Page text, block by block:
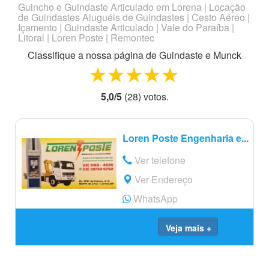
Guincho e Guindaste Articulado em Lorena | Locação
de Guindastes Aluguéis de Guindastes | Cesto Aéreo |
Içamento | Guindaste Articulado | Vale do Paraíba |
Litoral | Loren Poste | Remontec
Classifique a nossa página deGuindaste e Munck
4 stars
3 stars
2 stars
1 star
5,0/5(28) votos.
Loren Poste Engenharia e...
Ver telefone
Ver Endereço
WhatsApp
Veja mais +